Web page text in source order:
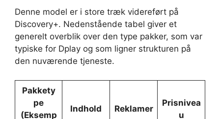
Denne model er i store træk videreført på
Discovery+. Nedenstående tabel giver et
generelt overblik over den type pakker, som var
typiske for Dplay og som ligner strukturen på
den nuværende tjeneste.
Pakkety
pe
(Eksemp
Indhold Reklamer
Prisnivea
u